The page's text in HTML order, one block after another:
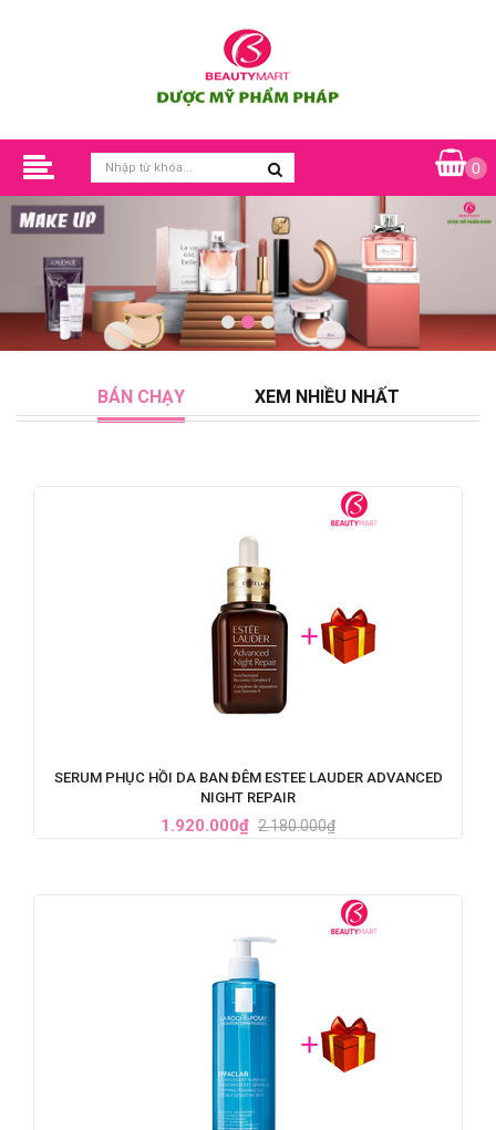
0
BÁN CHẠY XEM NHIỀU NHẤT
SERUM PHỤC HỒI DA BAN ĐÊM ESTEE LAUDER ADVANCED
NIGHT REPAIR
1.920.000₫ 2.180.000₫